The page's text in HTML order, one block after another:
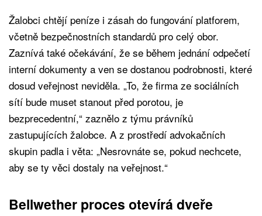
Žalobci chtějí peníze i zásah do fungování platforem,
včetně bezpečnostních standardů pro celý obor.
Zaznívá také očekávání, že se během jednání odpečetí
interní dokumenty a ven se dostanou podrobnosti, které
dosud veřejnost neviděla. „To, že firma ze sociálních
sítí bude muset stanout před porotou, je
bezprecedentní,“ zaznělo z týmu právníků
zastupujících žalobce. A z prostředí advokačních
skupin padla i věta: „Nesrovnáte se, pokud nechcete,
aby se ty věci dostaly na veřejnost.“
Bellwether proces otevírá dveře